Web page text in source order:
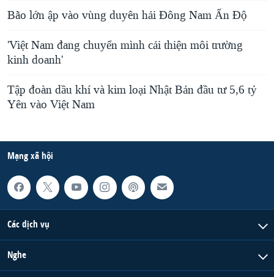
Bão lớn ập vào vùng duyên hải Đông Nam Ấn Độ
'Việt Nam đang chuyển mình cải thiện môi trường
kinh doanh'
Tập đoàn dầu khí và kim loại Nhật Bản đầu tư 5,6 tỷ
Yên vào Việt Nam
Mạng xã hội
Các dịch vụ
Nghe